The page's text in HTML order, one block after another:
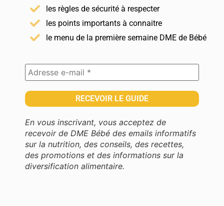
les règles de sécurité à respecter
les points importants à connaitre
le menu de la première semaine DME de Bébé
En vous inscrivant, vous acceptez de
recevoir de DME Bébé des emails informatifs
sur la nutrition, des conseils, des recettes,
des promotions et des informations sur la
diversification alimentaire.